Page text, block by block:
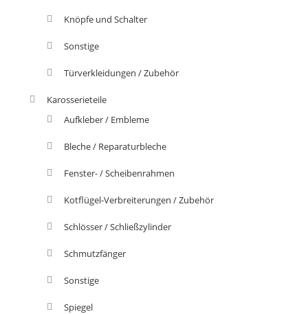
Knöpfe und Schalter
Sonstige
Türverkleidungen / Zubehör
Karosserieteile
Aufkleber / Embleme
Bleche / Reparaturbleche
Fenster- / Scheibenrahmen
Kotflügel-Verbreiterungen / Zubehör
Schlösser / Schließzylinder
Schmutzfänger
Sonstige
Spiegel